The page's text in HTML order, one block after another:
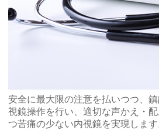
安全に最大限の注意を払いつつ、
視鏡操作を行い、適切な声かえ・
つ苦痛の少ない内視鏡を実現しま